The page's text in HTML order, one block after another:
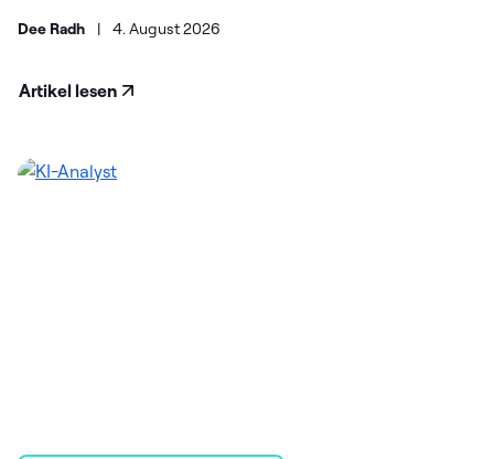
Skalierbarkeit in Unternehmen
Dee Radh | 4. August 2026
Artikel lesen